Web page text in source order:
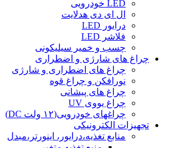
LED خودرویی
ال ای دی هدلایت
درایور LED
فلاشر LED
چسب و خمیر سیلیکونی
چراغ های شارژی و اضطراری
چراغ های اضطراری و شارژی
نورافکن و چراغ قوه
چراغ های پیشانی
چراغ یووی UV
چراغهای خودرویی(۱۲ ولت DC)
تجهیزات الکترونیکی
منابع تغذیه،درایور، اینورتر،مبدل